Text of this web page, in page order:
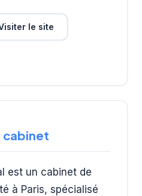
le site
cabinet
est un cabinet de
à Paris, spécialisé